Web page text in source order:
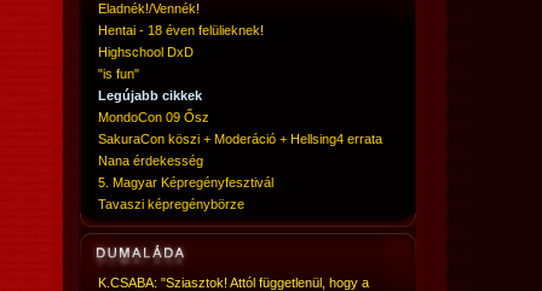
Eladnék!/Vennék!
Hentai - 18 éven felülieknek!
Highschool DxD
"is fun"
Legújabb cikkek
MondoCon 09 Ősz
SakuraCon köszi + Moderáció + Hellsing4 errata
Nana érdekesség
5. Magyar Képregényfesztivál
Tavaszi képregénybörze
K.CSABA: "Sziasztok! Attól függetlenül, hogy a